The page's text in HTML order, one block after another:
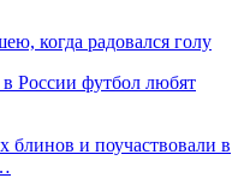
когда радовался голу
России футбол любят
блинов и поучаствовали в